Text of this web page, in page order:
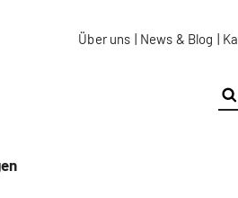
Über uns | News & Blog |